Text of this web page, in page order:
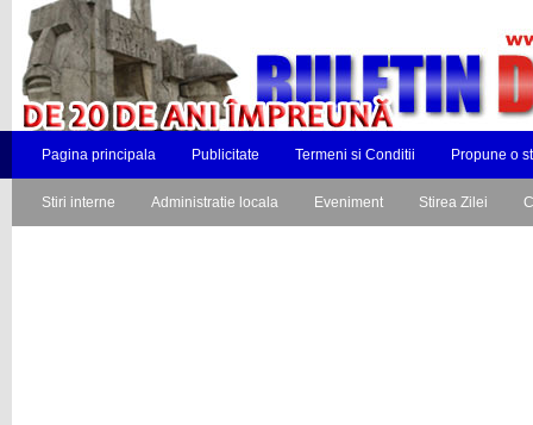
Pagina principala Publicitate Termeni si Conditii Propune o
Stiri interne Administratie locala Eveniment Stirea Zilei